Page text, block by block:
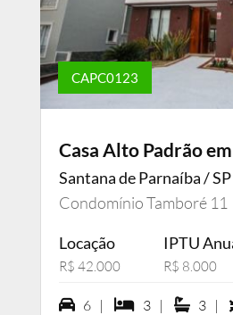
CAPC0123
Casa Alto Padrão
Santana de Parnaíba / SP
Condomínio Tamboré 11
Locação
R$ 42.000
IPTU
R$ 8.000
6 vagas na garagem
6 | 3 dormiórios
3 | 33 |